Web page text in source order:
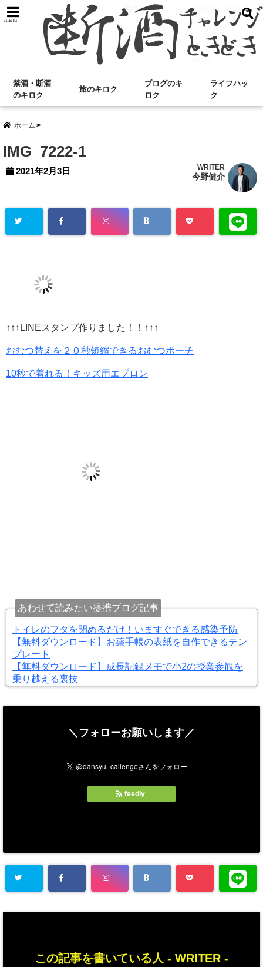
menu
禁酒・断酒
のキロク
旅のキロク
ブログのキ
ロク
ライフハッ
ク
ホーム
IMG_7222-1
2021年2月3日 WRITER
今野健介
↑↑↑LINEスタンプ作りました！！↑↑↑
おむつ替えを２０秒短縮できるおむつポーチ
10秒で着れる！キッズ用エプロン
あわせて読みたい提携ブログ記事
トイレのフタを閉めるだけ！いますぐできる感染予防
【無料ダウンロード】お薬手帳の表紙を自作できるテン
プレート
【無料ダウンロード】成長記録メモで小2の授業参観を
乗り越える裏技
＼フォローお願いします／
feedly
この記事を書いている人 - WRITER -